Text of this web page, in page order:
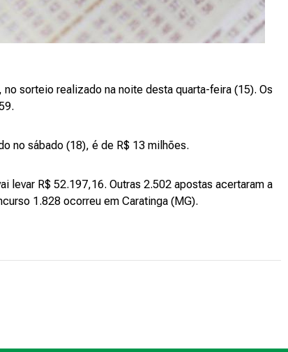
sorteio realizado na noite desta quarta-feira (15). Os
no sábado (18), é de R$ 13 milhões.
levar R$ 52.197,16. Outras 2.502 apostas acertaram a
1.828 ocorreu em Caratinga (MG).